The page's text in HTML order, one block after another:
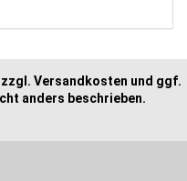
zzgl. Versandkosten und ggf.
anders beschrieben.